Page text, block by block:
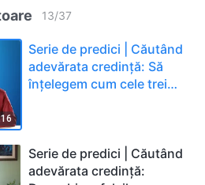
13/37
Serie de predici | Căutând
adevărata credință: Să
înțelegem cum cele trei
Serie de predici | Căutând
adevărata credință: